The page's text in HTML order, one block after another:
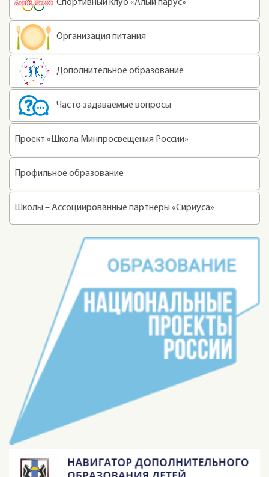
Спортивный клуб «Алый парус»
Организация питания
Дополнительное образование
Часто задаваемые вопросы
Проект «Школа Минпросвещения России»
Профильное образование
Школы – Ассоциированные партнеры «Сириуса»